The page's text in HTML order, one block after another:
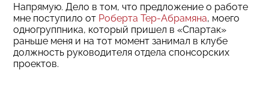
Напрямую. Дело в том, что предложение о работе
мне поступило от Роберта Тер-Абрамяна, моего
одногруппника, который пришел в «Спартак»
раньше меня и на тот момент занимал в клубе
должность руководителя отдела спонсорских
проектов.